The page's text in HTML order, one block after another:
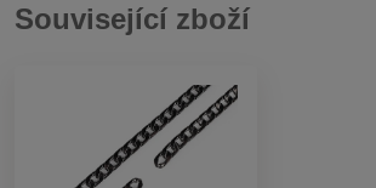
Související zboží